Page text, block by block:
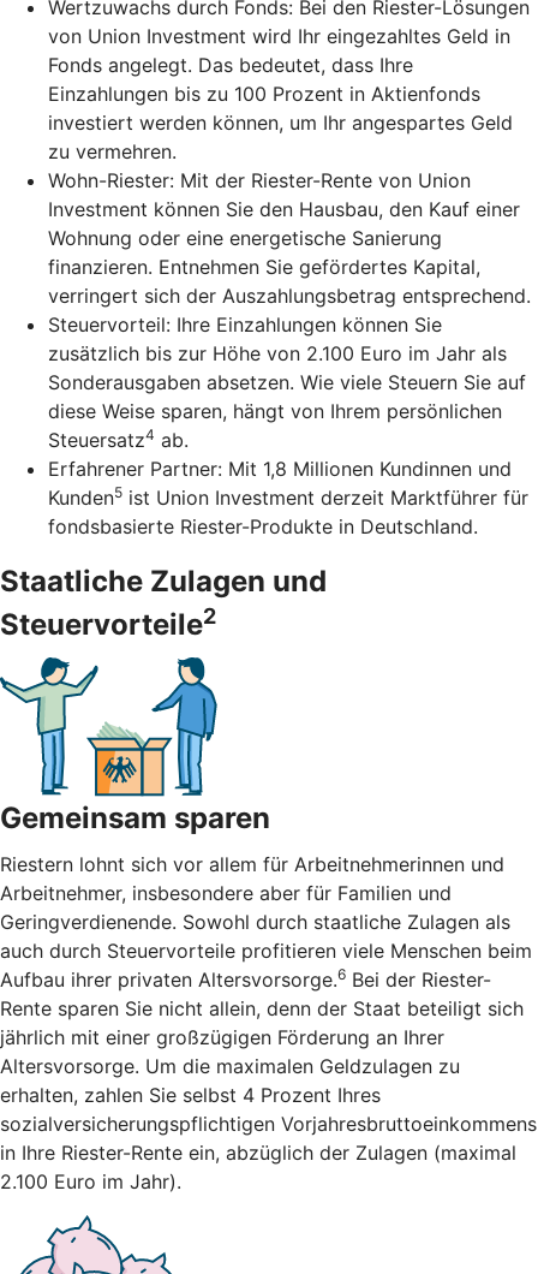
Wertzuwachs durch Fonds: Bei den Riester-Lösungen
von Union Investment wird Ihr eingezahltes Geld in
Fonds angelegt. Das bedeutet, dass Ihre
Einzahlungen bis zu 100 Prozent in Aktienfonds
investiert werden können, um Ihr angespartes Geld
zu vermehren.
Wohn-Riester: Mit der Riester-Rente von Union
Investment können Sie den Hausbau, den Kauf einer
Wohnung oder eine energetische Sanierung
finanzieren. Entnehmen Sie gefördertes Kapital,
verringert sich der Auszahlungsbetrag entsprechend.
Steuervorteil: Ihre Einzahlungen können Sie
zusätzlich bis zur Höhe von 2.100 Euro im Jahr als
Sonderausgaben absetzen. Wie viele Steuern Sie auf
diese Weise sparen, hängt von Ihrem persönlichen
Steuersatz4 ab.
Erfahrener Partner: Mit 1,8 Millionen Kundinnen und
Kunden5 ist Union Investment derzeit Marktführer für
fondsbasierte Riester-Produkte in Deutschland.
Staatliche Zulagen und
Steuervorteile2
Gemeinsam sparen
Riestern lohnt sich vor allem für Arbeitnehmerinnen und
Arbeitnehmer, insbesondere aber für Familien und
Geringverdienende. Sowohl durch staatliche Zulagen als
auch durch Steuervorteile profitieren viele Menschen beim
Aufbau ihrer privaten Altersvorsorge.6 Bei der Riester-
Rente sparen Sie nicht allein, denn der Staat beteiligt sich
jährlich mit einer großzügigen Förderung an Ihrer
Altersvorsorge. Um die maximalen Geldzulagen zu
erhalten, zahlen Sie selbst 4 Prozent Ihres
sozialversicherungspflichtigen Vorjahresbruttoeinkommens
in Ihre Riester-Rente ein, abzüglich der Zulagen (maximal
2.100 Euro im Jahr).